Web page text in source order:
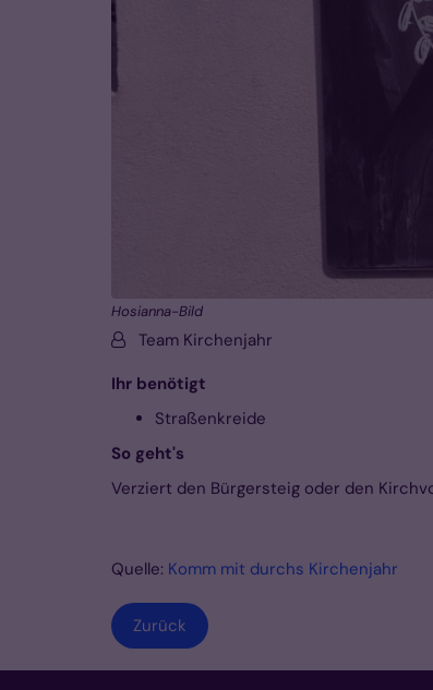
Hosianna-Bild
Von:Team Kirchenjahr
Ihr benötigt
Straßenkreide
So geht's
Verziert den Bürgersteig oder den
Quelle: Komm mit durchs Kirchenjahr
Zurück